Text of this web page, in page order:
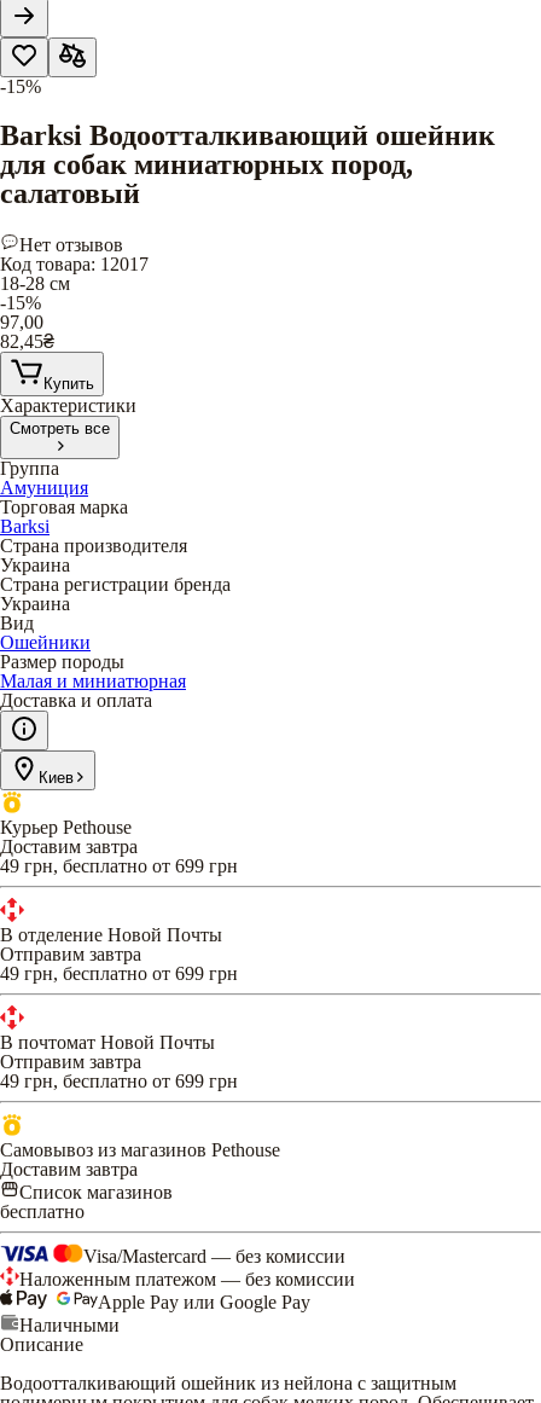
-15%
Barksi Водоотталкивающий ошейник
для собак миниатюрных пород,
салатовый
Нет отзывов
Код товара: 12017
18-28 см
-15%
97,00
82,45₴
Купить
Характеристики
Смотреть все
Группа
Амуниция
Торговая марка
Barksi
Страна производителя
Украина
Страна регистрации бренда
Украина
Вид
Ошейники
Размер породы
Малая и миниатюрная
Доставка и оплата
Киев
Курьер Pethouse
Доставим завтра
49 грн, бесплатно от 699 грн
В отделение Новой Почты
Отправим завтра
49 грн, бесплатно от 699 грн
В почтомат Новой Почты
Отправим завтра
49 грн, бесплатно от 699 грн
Самовывоз из магазинов Pethouse
Доставим завтра
Список магазинов
бесплатно
Visa/Mastercard — без комиссии
Наложенным платежом — без комиссии
Apple Pay или Google Pay
Наличными
Описание
Водоотталкивающий ошейник из нейлона с защитным